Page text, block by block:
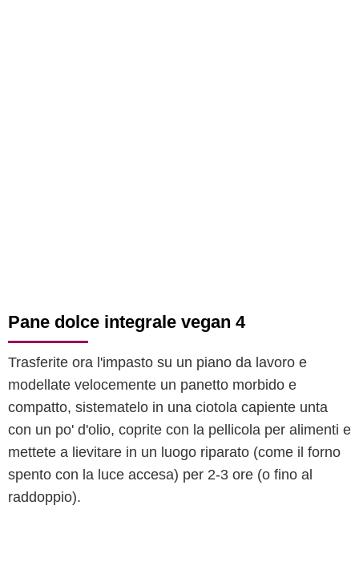
Pane dolce integrale vegan 4
Trasferite ora l'impasto su un piano da lavoro e
modellate velocemente un panetto morbido e
compatto, sistematelo in una ciotola capiente unta
con un po' d'olio, coprite con la pellicola per alimenti e
mettete a lievitare in un luogo riparato (come il forno
spento con la luce accesa) per 2-3 ore (o fino al
raddoppio).